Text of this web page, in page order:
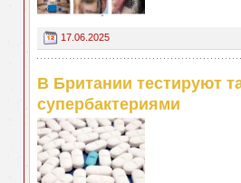
17.06.2025
В Британии тестируют
супербактериями